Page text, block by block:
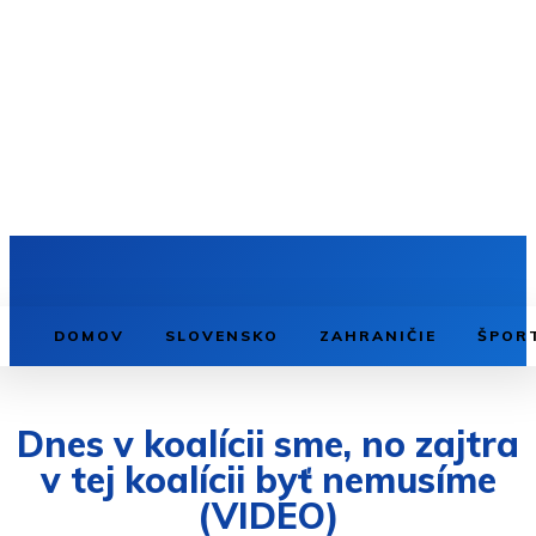
DOMOV SLOVENSKO ZAHRANIČIE
Dnes v koalícii sme, no zajtra
v tej koalícii byť nemusíme
(VIDEO)